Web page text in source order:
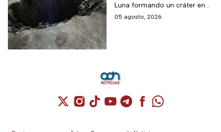
Luna formando un cráter en
nuestro satélite natural, ¿qué
05 agosto, 2026
Cuenta de X / Twitter (se abre en una
Cuenta de Instagram (se abre en una
Cuenta de TikTok (se abre en
Cuenta de YouTube (se abre
Cuenta de Telegram (se
Cuenta de
Cuenta de